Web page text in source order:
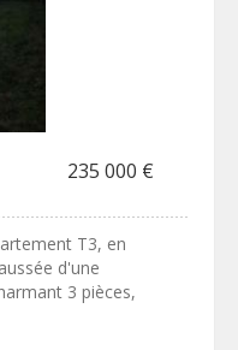
235 000 €
T3, en
d'une
3 pièces,